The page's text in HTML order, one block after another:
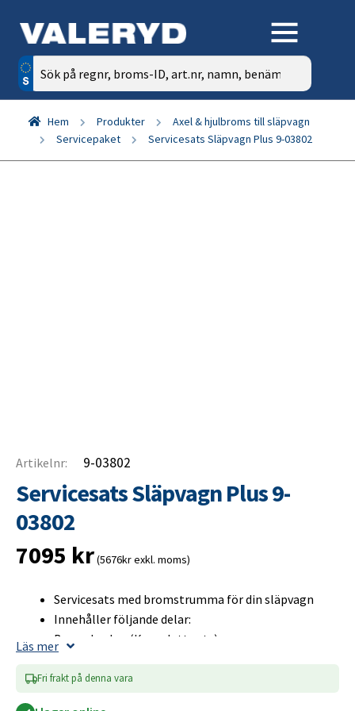
Sök
efter:
Hem Produkter
Axel & hjulbroms till släpvagn
Servicepaket
Servicesats Släpvagn Plus 9-03802
Artikelnr: 9-03802
Servicesats Släpvagn Plus 9-
03802
7095 kr(5676kr exkl. moms)
Servicesats med bromstrumma för din släpvagn
Innehåller följande delar:
Bromsbackar (Komplett sats)
Navkåpa
Läs mer
Fri frakt på denna vara